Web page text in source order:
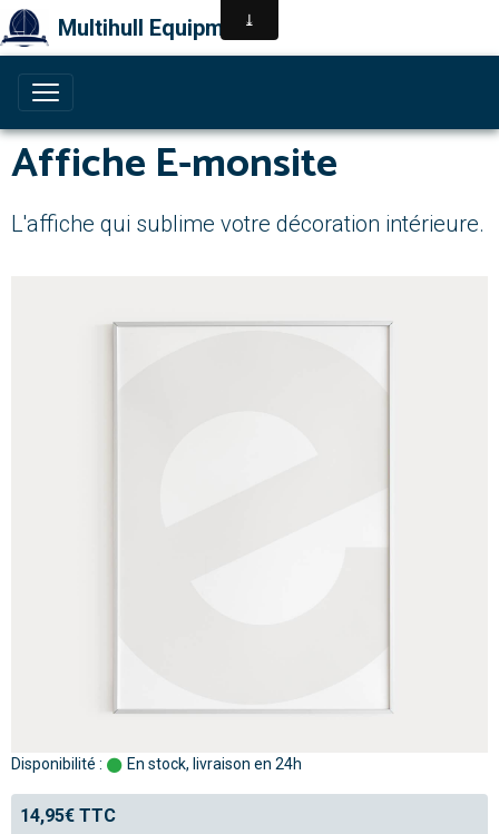
Multihull Equipment
Affiche E-monsite
L'affiche qui sublime votre décoration intérieure.
Disponibilité : En stock, livraison en 24h
14,95€ TTC